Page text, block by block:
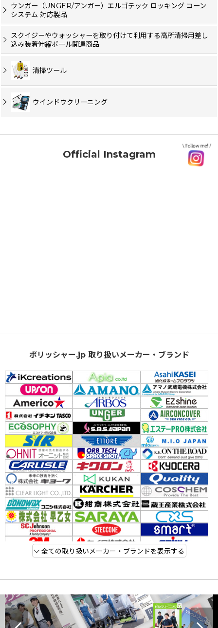
ウンガー（UNGER/アンガー）エルゴテック ロッキング コーン
システム 対応製品
スクイジーやウォッシャーを取り付けて利用する高所清掃用差し
込み装着伸縮ポール関連商品
清掃ツール
ウインドウクリーニング
Official Instagram
ポリッシャー.jp 取り扱いメーカー・ブランド
全ての取り扱いメーカー・ブランドを表示する